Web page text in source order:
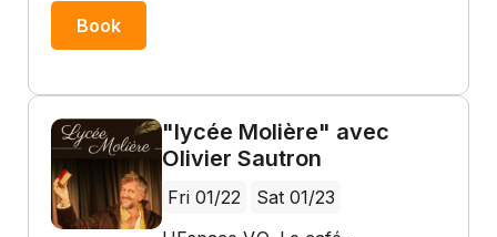
Book
"lycée Molière" avec
Olivier Sautron
Fri 01/22
Sat 01/23